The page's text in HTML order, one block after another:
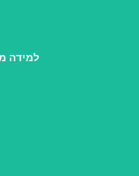
למידה
לראות כל זוג